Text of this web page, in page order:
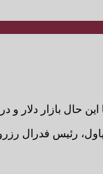
رئیس فدرال